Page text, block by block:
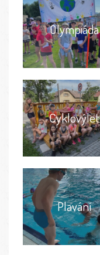
Olympiáda
Cyklovýlet
Plavání